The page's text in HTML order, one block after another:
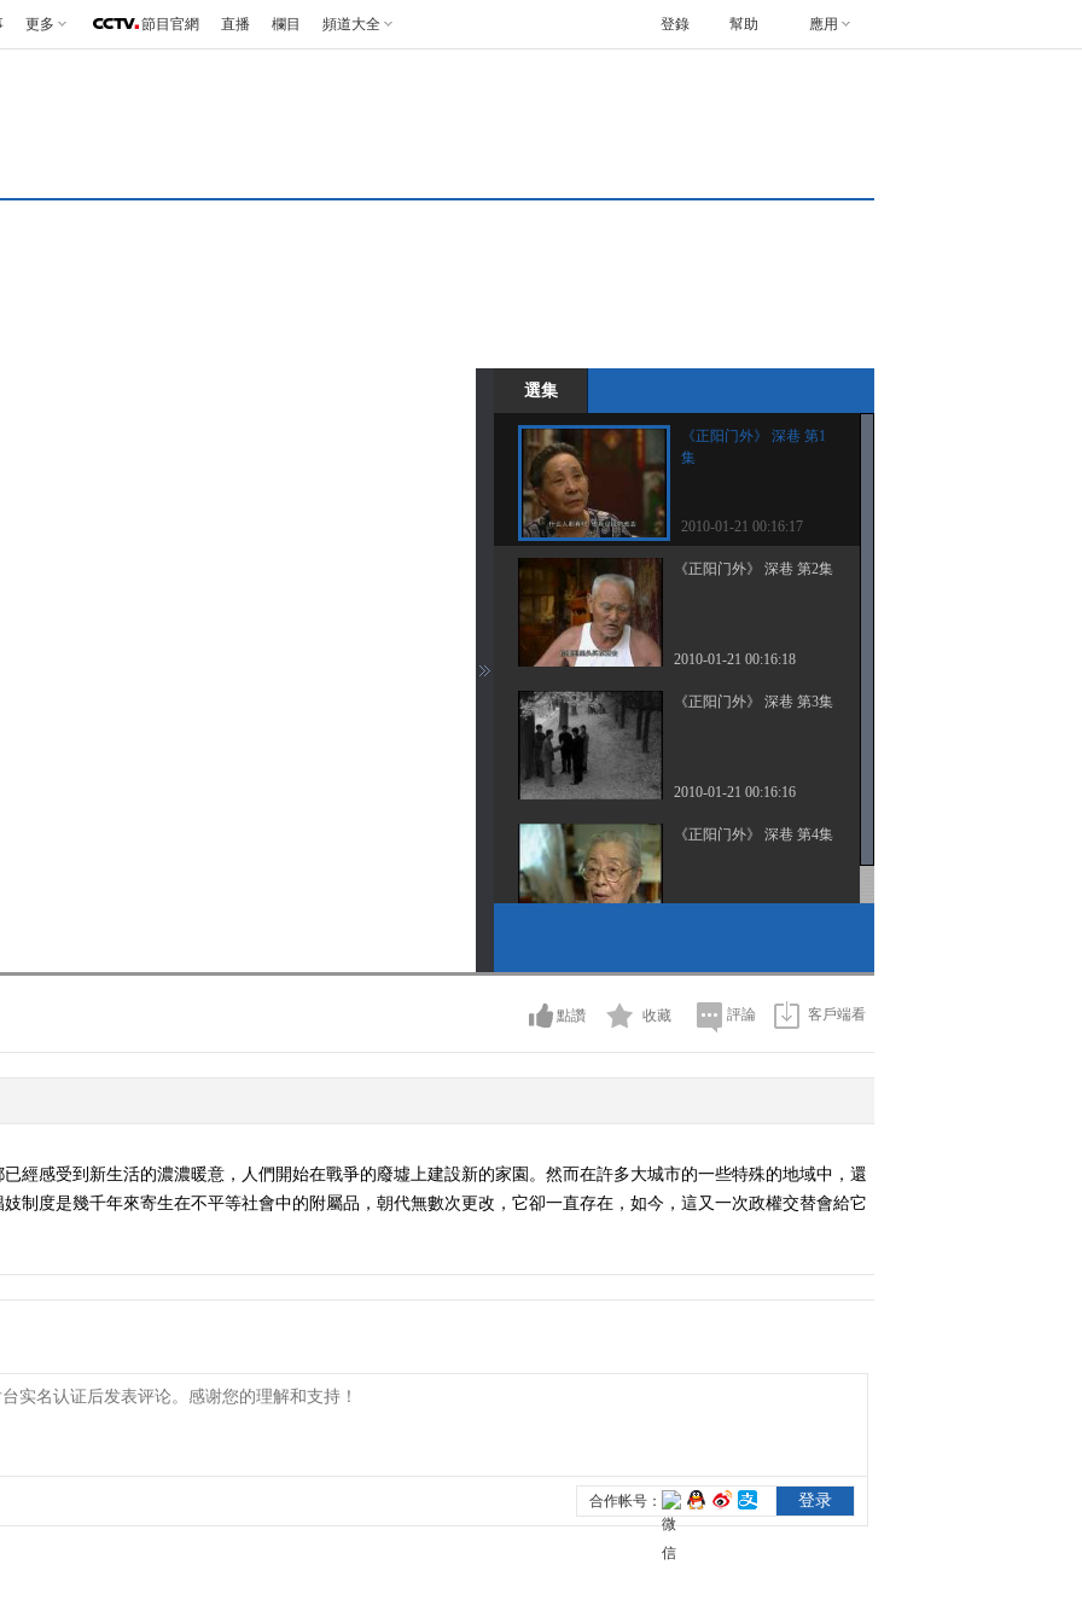
更多 節目官網 直播 欄目 頻道大全 幫助 應用
登錄
選集
《正阳门外》 深巷 第1
集
2010-01-21 00:16:17
《正阳门外》 深巷 第2集
2010-01-21 00:16:18
《正阳门外》 深巷 第3集
2010-01-21 00:16:16
《正阳门外》 深巷 第4集
點讚 收藏 評論 客戶端看
經感受到新生活的濃濃暖意，人們開始在戰爭的廢墟上建設新的家園。然而在許多大城市的一些特殊的地域中，還
制度是幾千年來寄生在不平等社會中的附屬品，朝代無數次更改，它卻一直存在，如今，這又一次政權交替會給它